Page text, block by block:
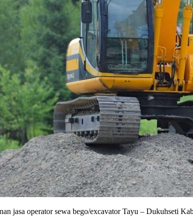
jasa operator sewa bego/excavator Tayu – Dukuhseti